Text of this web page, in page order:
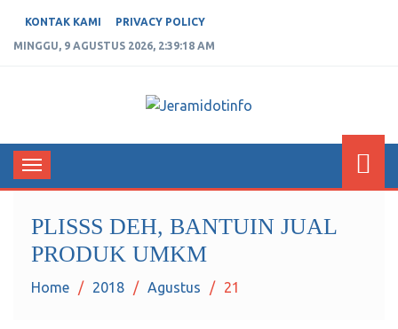
KONTAK KAMI PRIVACY POLICY
MINGGU, 9 AGUSTUS 2026, 2:39:19 AM
JERAMIDOTINFO
Toggle
navigation
PLISSS DEH, BANTUIN JUAL
PRODUK UMKM
Home 2018 Agustus 21